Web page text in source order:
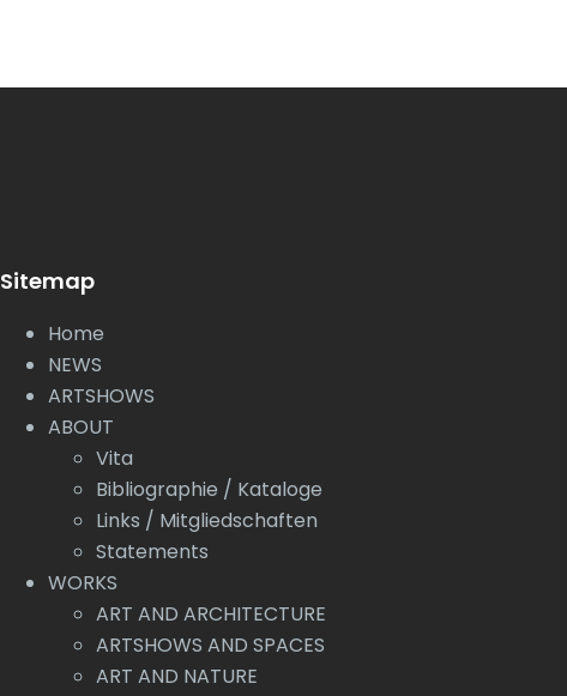
Sitemap
Home
NEWS
ARTSHOWS
ABOUT
Vita
Bibliographie / Kataloge
Links / Mitgliedschaften
Statements
WORKS
ART AND ARCHITECTURE
ARTSHOWS AND SPACES
ART AND NATURE